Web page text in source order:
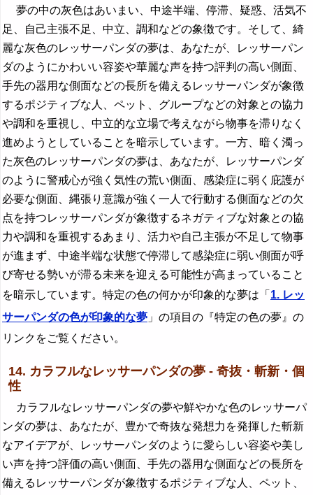
夢の中の灰色はあいまい、中途半端、停滞、疑惑、活気不
足、自己主張不足、中立、調和などの象徴です。そして、綺
麗な灰色のレッサーパンダの夢は、あなたが、レッサーパン
ダのようにかわいい容姿や華麗な声を持つ評判の高い側面、
手先の器用な側面などの長所を備えるレッサーパンダが象徴
するポジティブな人、ペット、グループなどの対象との協力
や調和を重視し、中立的な立場で考えながら物事を滞りなく
進めようとしていることを暗示しています。一方、暗く濁っ
た灰色のレッサーパンダの夢は、あなたが、レッサーパンダ
のように警戒心が強く気性の荒い側面、感染症に弱く庇護が
必要な側面、縄張り意識が強く一人で行動する側面などの欠
点を持つレッサーパンダが象徴するネガティブな対象との協
力や調和を重視するあまり、活力や自己主張が不足して物事
が進まず、中途半端な状態で停滞して感染症に弱い側面が呼
び寄せる勢いが滞る未来を迎える可能性が高まっていること
を暗示しています。特定の色の何かが印象的な夢は「 1. レッ
サーパンダの色が印象的な夢 」の項目の『特定の色の夢』の
リンクをご覧ください。
14. カラフルなレッサーパンダの夢 - 奇抜・斬新・個
性
カラフルなレッサーパンダの夢や鮮やかな色のレッサーパ
ンダの夢は、あなたが、豊かで奇抜な発想力を発揮した斬新
なアイデアが、レッサーパンダのように愛らしい容姿や美し
い声を持つ評価の高い側面、手先の器用な側面などの長所を
備えるレッサーパンダが象徴するポジティブな人、ペット、